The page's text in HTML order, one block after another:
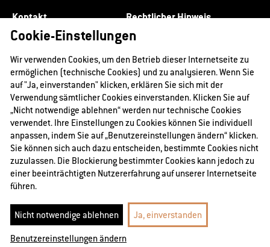
Kontakt
Rechtlicher Hinweis
Datenschutz
Impressum
Cookie-Einstellungen
Wir verwenden Cookies, um den Betrieb dieser Internetseite zu
ermöglichen (technische Cookies) und zu analysieren. Wenn Sie
auf "Ja, einverstanden" klicken, erklären Sie sich mit der
Verwendung sämtlicher Cookies einverstanden. Klicken Sie auf
„Nicht notwendige ablehnen“ werden nur technische Cookies
verwendet. Ihre Einstellungen zu Cookies können Sie individuell
anpassen, indem Sie auf „Benutzereinstellungen ändern“ klicken.
Sie können sich auch dazu entscheiden, bestimmte Cookies nicht
zuzulassen. Die Blockierung bestimmter Cookies kann jedoch zu
einer beeinträchtigten Nutzererfahrung auf unserer Internetseite
führen.
Benutzereinstellungen ändern
Nicht notwendige ablehnen Ja, einverstanden